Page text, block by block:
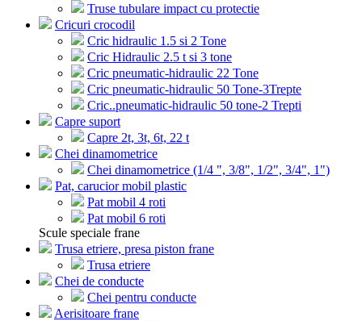
Truse tubulare impact cu protectie
Cricuri crocodil
Cric hidraulic 1.5 si 2 Tone
Cric Hidraulic 2.5 t si 3 tone
Cric pneumatic-hidraulic 22 Tone
Cric pneumatic-hidraulic 50 Tone-3Trepte
Cric..pneumatic-hidraulic 50 tone-2 Trepti
Capre suport
Capre 2t, 3t, 6t, 22 t
Chei dinamometrice
Chei dinamometrice (1/4 ", 3/8", 1/2", 3/4", 1")
Pat, carucior mobil plastic
Pat mobil 4 roti
Pat mobil 6 roti
Scule speciale frane
Trusa etriere, presa piston frane
Trusa etriere
Chei de conducte
Chei pentru conducte
Aerisitoare frane